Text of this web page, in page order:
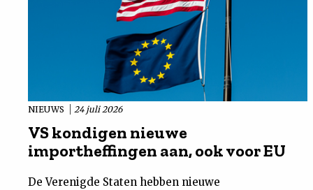
NIEUWS 24 juli 2026
VS kondigen nieuwe
importheffingen aan, ook voor EU
De Verenigde Staten hebben nieuwe